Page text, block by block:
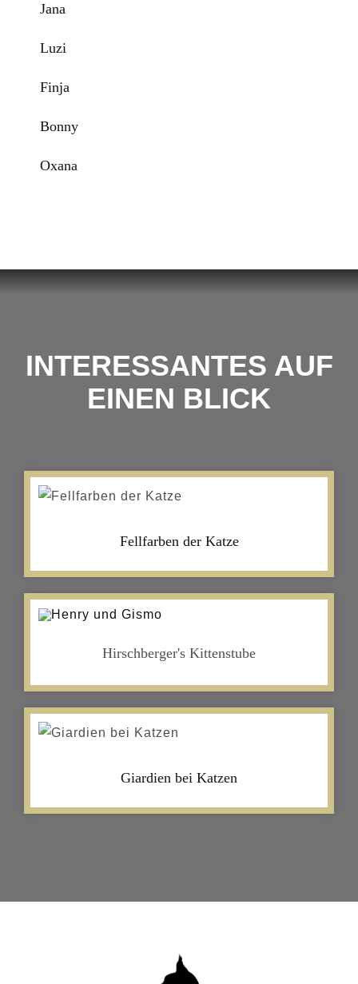
Jana
Luzi
Finja
Bonny
Oxana
INTERESSANTES AUF
EINEN BLICK
Fellfarben der Katze
Hirschberger's Kittenstube
Giardien bei Katzen